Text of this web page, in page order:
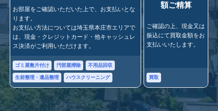
お部屋をご確認いただいた上で、お支払いとな
ります。
お支払い方法については埼玉県本庄市エリアで
は、現金・クレジットカード・他キャッシュレ
ス決済がご利用いただけます。
ゴミ屋敷片付け 汚部屋掃除 不用品回収
生前整理・遺品整理 ハウスクリーニング
額ご精算
ご確認の上、現金又は
振込にて買取金額をお
支払いいたします。
買取